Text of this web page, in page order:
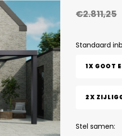
€2.811,25
Standaard
1X GOOT
2X
Stel samen: